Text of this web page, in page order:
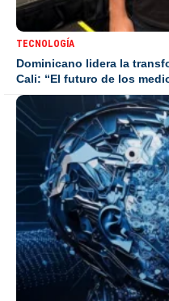
TECNOLOGÍA
Dominicano lidera la
Cali: “El futuro de los